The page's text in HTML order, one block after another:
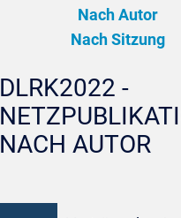
Nach Autor
Nach Sitzung
DLRK2022 -
NACH AUTOR